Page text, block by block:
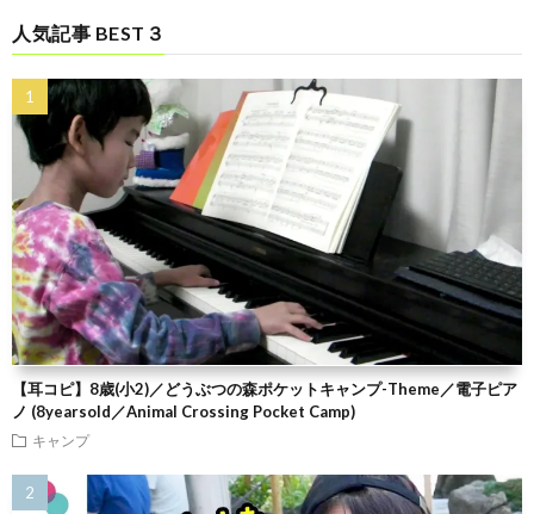
人気記事 BEST３
【耳コピ】8歳(小2)／どうぶつの森ポケットキャンプ-Theme／電子ピア
ノ (8yearsold／Animal Crossing Pocket Camp)
キャンプ